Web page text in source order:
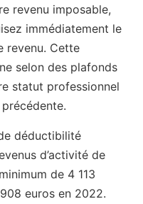
revenu imposable,
immédiatement le
revenu. Cette
selon des plafonds
statut professionnel
déductibilité
d’activité de
de 4 113
euros en 2022.